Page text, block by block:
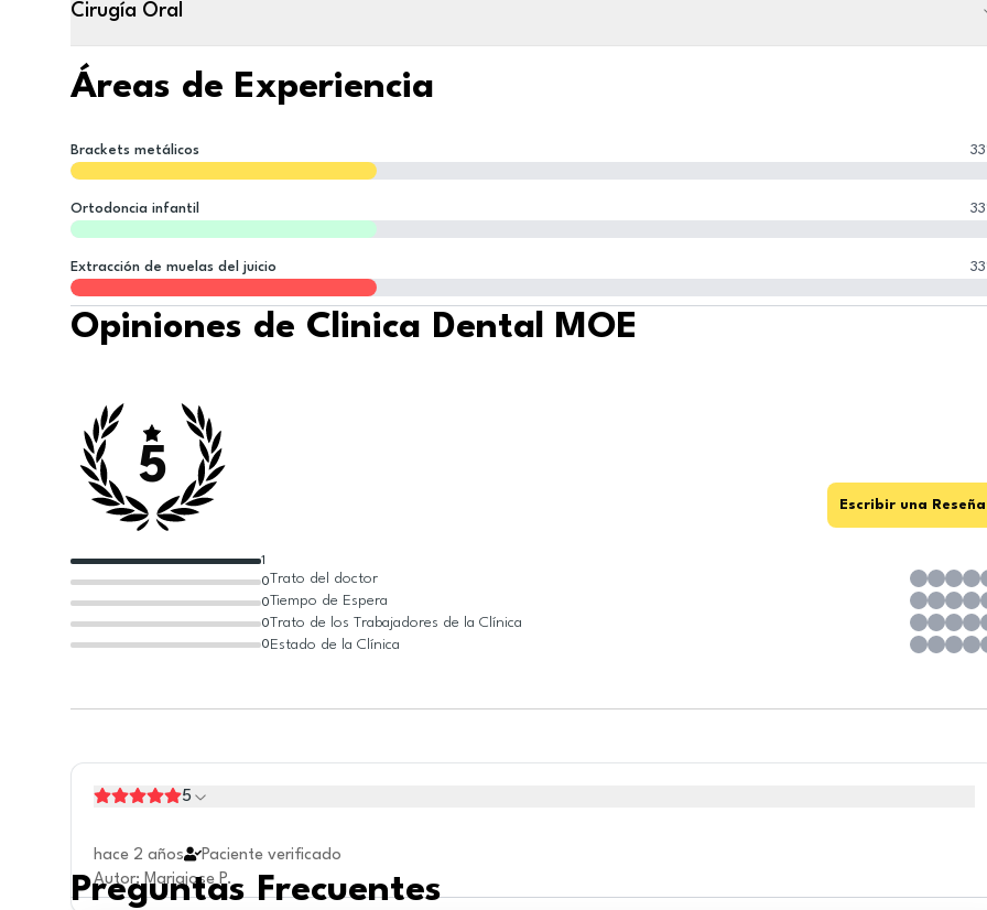
Cirugía Oral
Áreas de Experiencia
Brackets metálicos 33
Ortodoncia infantil 33
Extracción de muelas del juicio 33
Opiniones de Clinica Dental MOE
5
0
0
0
0
1
Escribir una Reseña
Trato del doctor
Tiempo de Espera
Trato de los Trabajadores de la Clínica
Estado de la Clínica
5
hace 2 años
Paciente verificado
Autor:Mariajose P.
Preguntas Frecuentes